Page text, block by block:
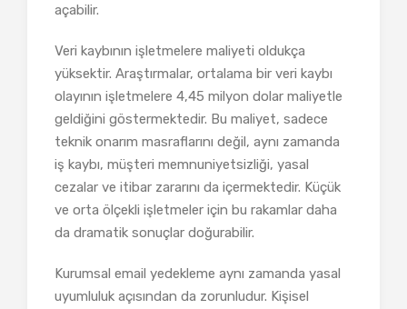
açabilir.
Veri kaybının işletmelere maliyeti oldukça
yüksektir. Araştırmalar, ortalama bir veri kaybı
olayının işletmelere 4,45 milyon dolar maliyetle
geldiğini göstermektedir. Bu maliyet, sadece
teknik onarım masraflarını değil, aynı zamanda
iş kaybı, müşteri memnuniyetsizliği, yasal
cezalar ve itibar zararını da içermektedir. Küçük
ve orta ölçekli işletmeler için bu rakamlar daha
da dramatik sonuçlar doğurabilir.
Kurumsal email yedekleme aynı zamanda yasal
uyumluluk açısından da zorunludur. Kişisel